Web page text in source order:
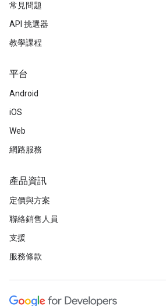
常見問題
API 挑選器
教學課程
平台
Android
iOS
Web
網路服務
產品資訊
定價與方案
聯絡銷售人員
支援
服務條款